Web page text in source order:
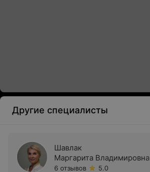
Другие специалисты
Шавлак
Маргарита Владимировна
6 отзывов
5.0